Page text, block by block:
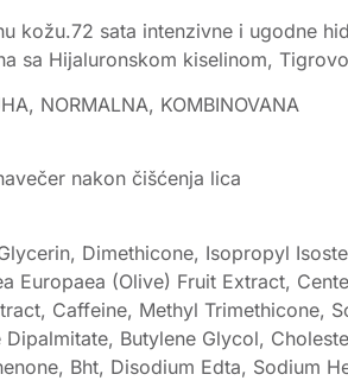
kožu.72 sata intenzivne i ugodne
sa Hijaluronskom kiselinom,
NORMALNA, KOMBINOVANA
nakon čišćenja lica
Dimethicone, Isopropyl
Europaea (Olive) Fruit Extract,
Caffeine, Methyl Trimethicone,
Butylene Glycol,
Bht, Disodium Edta, Sodium